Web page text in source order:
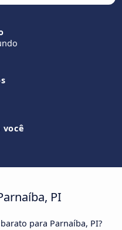
PI
para Parnaíba, PI?